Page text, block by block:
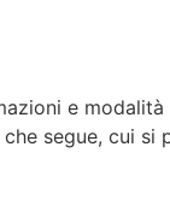
e modalità
segue, cui si